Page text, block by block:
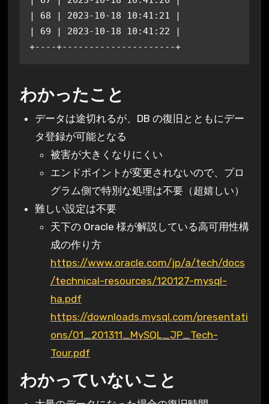
| 68 | 2023-10-18 10:41:21 |
| 69 | 2023-10-18 10:41:22 |
+----+---------------------+
わかったこと
データは途切れるが、DB の復旧とともにデー
タ登録が可能となる
被害が大きくなりにくい
エンドポイントが変更されないので、プロ
グラム側で特別な処理は不要（超嬉しい）
難しい設定は不要
天下の Oracle 様が解説している高可用性構
成の作り方
https://www.oracle.com/jp/a/tech/docs
/technical-resources/120127-mysql-
ha.pdf
https://downloads.mysql.com/presentati
ons/01_201311_MySQL_JP_Tech-
Tour.pdf
わかっていないこと